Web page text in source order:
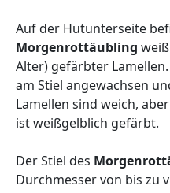
Auf der Hutunterseite
Morgenrottäubling
Alter) gefärbter
am Stiel angewachsen
Lamellen sind weich,
ist weißgelblich gefärbt.
Der Stiel des
Durchmesser von bis zu